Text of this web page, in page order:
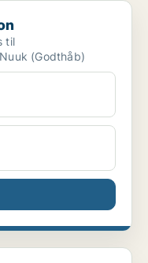
til
(Godthåb)
Torrak Fashio...